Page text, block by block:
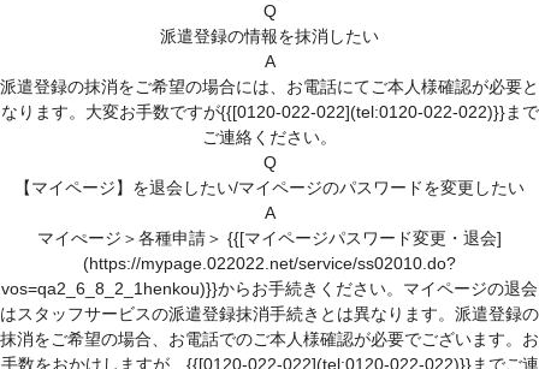
Q
派遣登録の情報を抹消したい
A
派遣登録の抹消をご希望の場合には、お電話にてご本人様確認が必要と
なります。大変お手数ですが{{[0120-022-022](tel:0120-022-022)}}まで
ご連絡ください。
Q
【マイページ】を退会したい/マイページのパスワードを変更したい
A
マイぺージ＞各種申請＞ {{[マイページパスワード変更・退会]
(https://mypage.022022.net/service/ss02010.do?
vos=qa2_6_8_2_1henkou)}}からお手続きください。マイページの退会
はスタッフサービスの派遣登録抹消手続きとは異なります。派遣登録の
抹消をご希望の場合、お電話でのご本人様確認が必要でございます。お
手数をおかけしますが、{{[0120-022-022](tel:0120-022-022)}}までご連